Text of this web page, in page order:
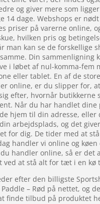
og giver mere som
14 dage. Webshops er
priser på varerne online,
hvilken pris og
man kan se de forskellige
Din sammenligning
i løbet af nul-komma-fem
eller tablet. En af de
online, er du slipper for,
efter, hvornår butikkerne
Når du har handlet dine
hjem til din adresse, eller
arbejdsplads, og det
for dig. De tider med at
handler vi online og
handler online, så er det
ved at stå alt for tæt i en kø
efter den billigste
– Rød på nettet, og
finde tilbud på produktet